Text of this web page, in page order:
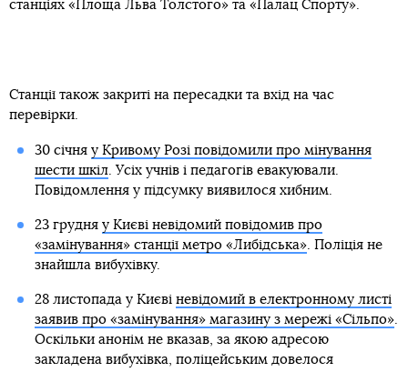
станціях «Площа Льва Толстого» та «Палац Спорту».
Станції також закриті на пересадки та вхід на час
перевірки.
30 січня у Кривому Розі повідомили про мінування
шести шкіл. Усіх учнів і педагогів евакуювали.
Повідомлення у підсумку виявилося хибним.
23 грудня у Києві невідомий повідомив про
«замінування» станції метро «Либідська». Поліція не
знайшла вибухівку.
28 листопада у Києві невідомий в електронному листі
заявив про «замінування» магазину з мережі «Сільпо».
Оскільки анонім не вказав, за якою адресою
закладена вибухівка, поліцейським довелося